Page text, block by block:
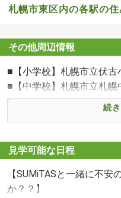
リーニングなど）と提携
「不動産業者に相談しに
「本腰いれていないと迷
お会いしていきなり買っ
まずはお気軽にご相談い
一歩になります。
一緒に理想のお住まいを
札幌市東区内の各駅の住
その他周辺情報
■【小学校】札幌市立伏古
■【中学校】札幌市立札幌
■【幼稚園・保育園】あ
分）
■【スーパー】産直生鮮
分）
■【スーパー】ラルズマー
続
見学可能な日程
【SUMiTASと一緒に不
か？？】